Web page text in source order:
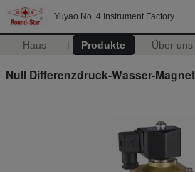
Yuyao No. 4 Instrument Factory
Haus Produkte Über uns
Null Differenzdruck-Wasser-